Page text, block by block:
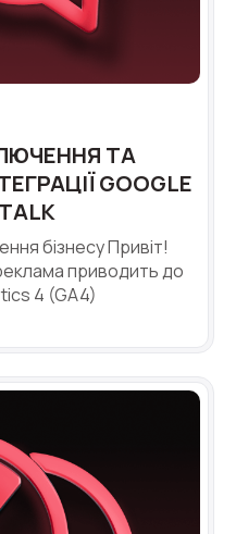
ТА
GOOGLE
бізнесу Привіт!
приводить до
4 (GA4)